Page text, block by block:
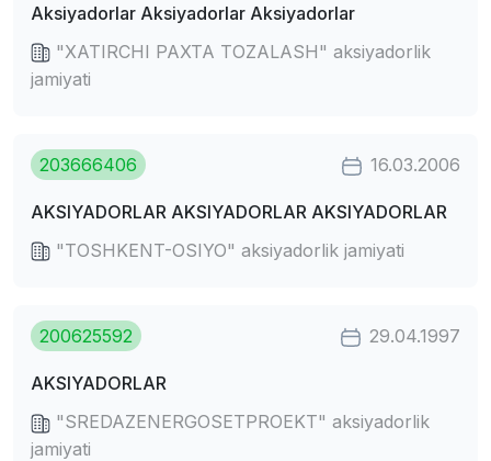
Aksiyadorlar Aksiyadorlar Aksiyadorlar
"XATIRCHI PAXTA TOZALASH" aksiyadorlik
jamiyati
203666406 16.03.2006
AKSIYADORLAR AKSIYADORLAR AKSIYADORLAR
"TOSHKENT-OSIYO" aksiyadorlik jamiyati
200625592 29.04.1997
AKSIYADORLAR
"SREDAZENERGOSETPROEKT" aksiyadorlik
jamiyati